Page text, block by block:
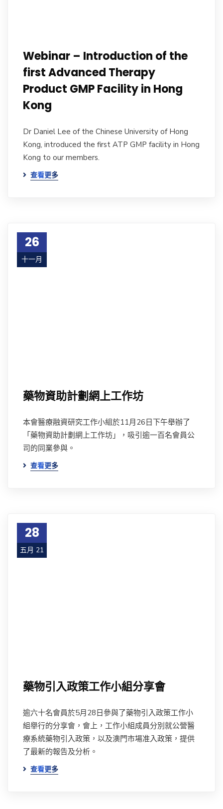
Webinar – Introduction of the
first Advanced Therapy
Product GMP Facility in Hong
Kong
Dr Daniel Lee of the Chinese University of Hong
Kong, introduced the first ATP GMP facility in Hong
Kong to our members.
查看更多
26
十一月
藥物資助計劃網上工作坊
本會醫療融資研究工作小組於11月26日下午舉辦了
「藥物資助計劃網上工作坊」，吸引逾一百名會員公
司的同業參與。
查看更多
28
五月 21
藥物引入政策工作小組分享會
逾六十名會員於5月28日參與了藥物引入政策工作小
組舉行的分享會，會上，工作小組成員分別就公營醫
療系統藥物引入政策，以及澳門市場准入政策，提供
了最新的報告及分析。
查看更多